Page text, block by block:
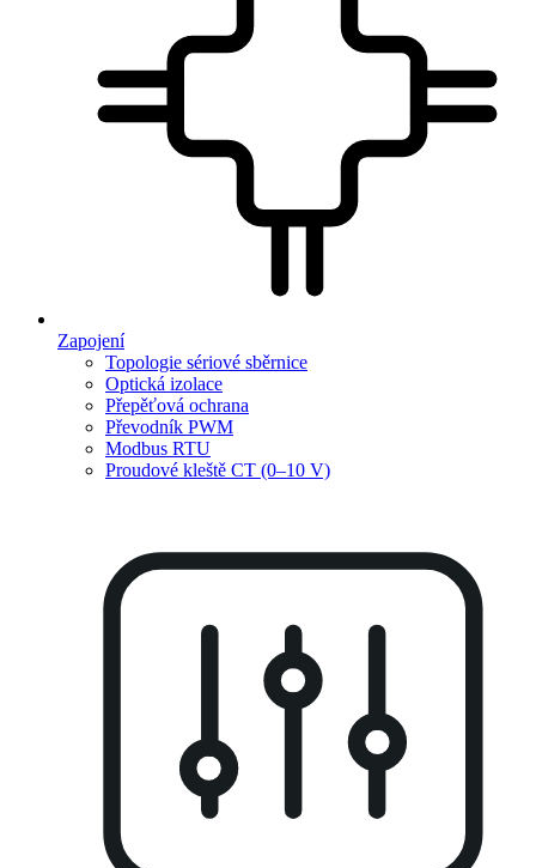
Zapojení
Topologie sériové sběrnice
Optická izolace
Přepěťová ochrana
Převodník PWM
Modbus RTU
Proudové kleště CT (0–10 V)